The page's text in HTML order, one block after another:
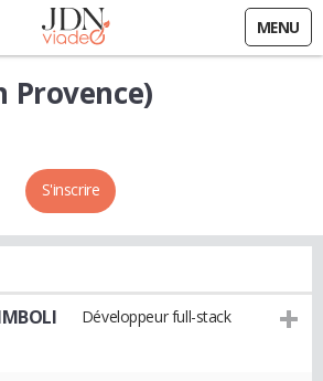
MENU
S'inscrire
Provence)
Développeur full-stack